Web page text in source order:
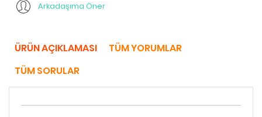
Arkadaşıma Öner
ÜRÜN AÇIKLAMASI
TÜM YORUMLAR
TÜM SORULAR